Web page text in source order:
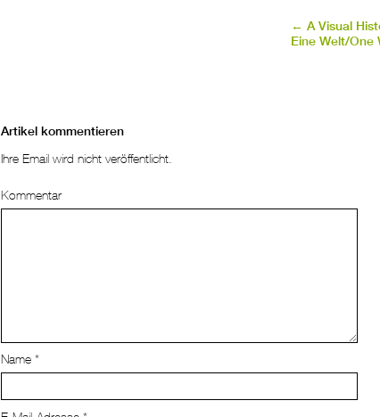
← A Visual
Eine Welt/One
Artikel kommentieren
Ihre Email wird nicht veröffentlicht.
Kommentar
Name*